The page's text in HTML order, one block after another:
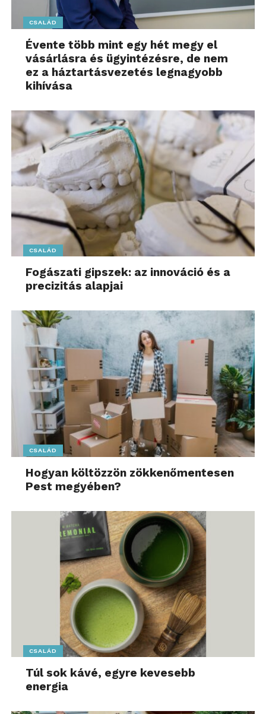
CSALÁD
Évente több mint egy hét megy el
vásárlásra és ügyintézésre, de nem
ez a háztartásvezetés legnagyobb
kihívása
CSALÁD
Fogászati gipszek: az innováció és a
precizitás alapjai
CSALÁD
Hogyan költözzön zökkenőmentesen
Pest megyében?
CSALÁD
Túl sok kávé, egyre kevesebb
energia